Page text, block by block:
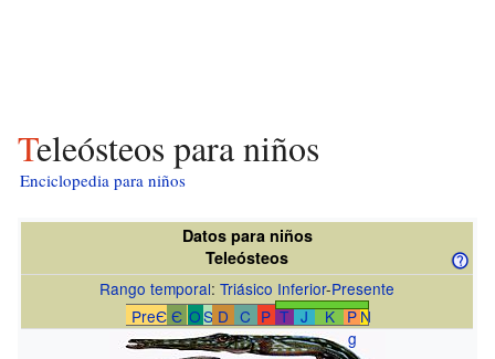
Teleósteos para niños
Enciclopedia para niños
Datos para niños
Teleósteos
Rango temporal:Triásico Inferior-Presente
PreЄ Є OS D C P T J K P
g
N